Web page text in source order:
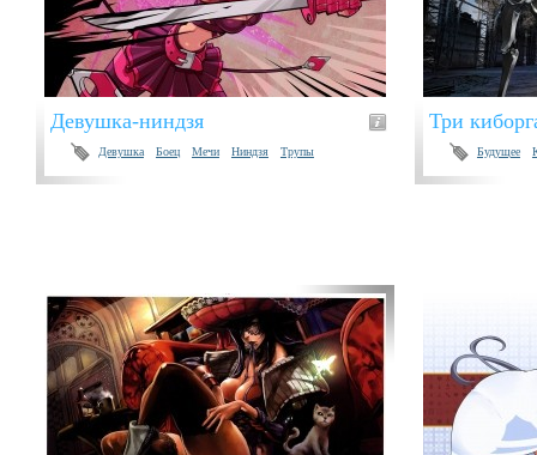
Девушка-ниндзя
Девушка Боец Мечи Ниндзя Трупы
Три
Будущее